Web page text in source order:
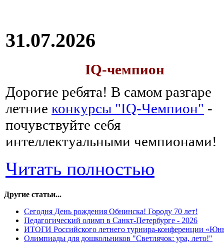
31.07.2026
IQ-чемпион
Дорогие ребята! В самом разгаре
летние конкурсы "IQ-Чемпион" -
почувствуйте себя
интеллектуальными чемпионами!
Читать полностью
Другие статьи...
Сегодня День рождения Обнинска! Городу 70 лет!
Педагогический олимп в Санкт-Петербурге - 2026
ИТОГИ Российского летнего турнира-конференции
Олимпиады для дошкольников "Светлячок: ура, лето!"